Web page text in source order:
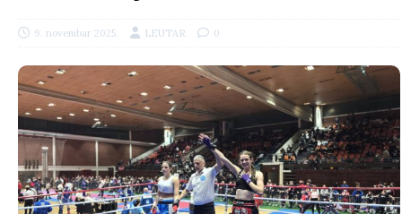
9. novembar 2025. LEUTAR 0